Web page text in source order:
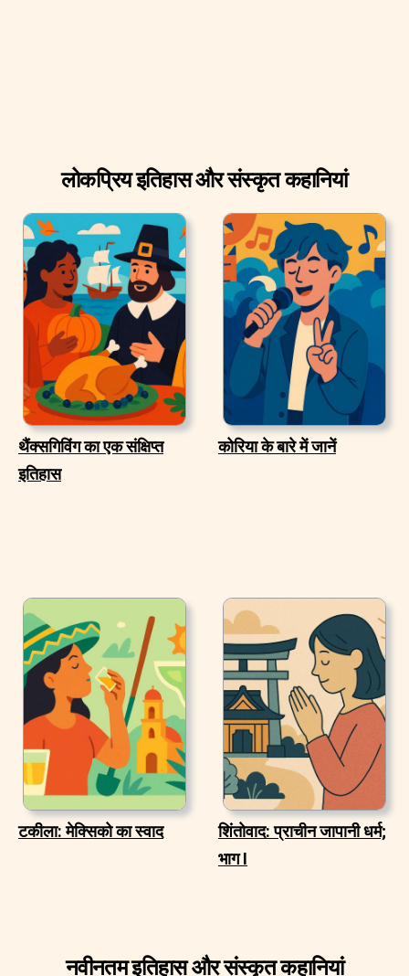
लोकप्रिय इतिहास और संस्कृत कहानियां
थैंक्सगिविंग का एक संक्षिप्त
इतिहास
कोरिया के बारे में जानें
टकीला: मेक्सिको का स्वाद
शिंतोवाद: प्राचीन जापानी धर्म;
भाग I
नवीनतम इतिहास और संस्कृत कहानियां